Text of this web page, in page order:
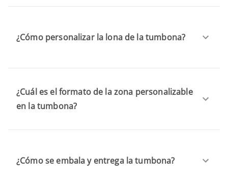
¿Cómo personalizar la lona de la tumbona?
¿Cuál es el formato de la zona personalizable
en la tumbona?
¿Cómo se embala y entrega la tumbona?